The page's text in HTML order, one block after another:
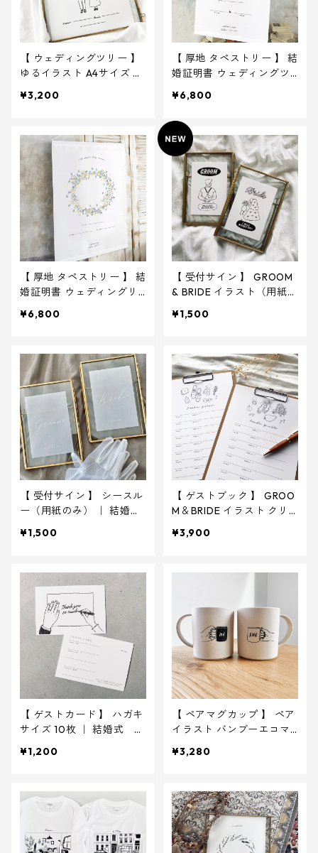
【 ウェディングツリー 】
ゆるイラスト A4サイズ 用
ィング
¥3,200
【 厚地 タペストリー 】 結
婚証明書 ウェディングツ
式 ウェディング
¥6,800
【 厚地 タペストリー 】 結
婚証明書 ウェディングリ
式 ウェディング
¥6,800
【 受付サイン 】 GROOM
& BRIDE イラスト（用紙の
ムスペース
¥1,500
【 受付サイン 】 シースル
ー（用紙のみ） ｜ 結婚
¥1,500
【 ゲストブック 】 GROO
M＆BRIDE イラスト クリ
式 芳名帳
¥3,900
【 ゲストカード 】 ハガキ
サイズ 10枚 ｜ 結婚式 芳
¥1,200
【 ペアマグカップ 】 ペア
イラスト バンブーエコマ
¥3,280